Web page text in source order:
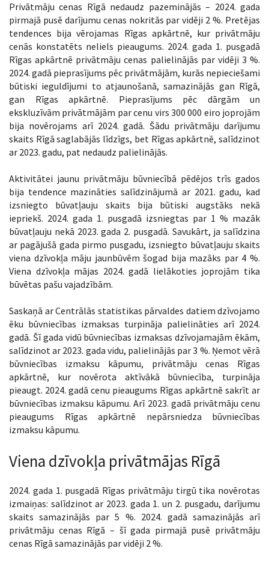
Privātmāju cenas Rīgā nedaudz pazeminājās – 2024. gada
pirmajā pusē darījumu cenas nokritās par vidēji 2 %. Pretējas
tendences bija vērojamas Rīgas apkārtnē, kur privātmāju
cenās konstatēts neliels pieaugums. 2024. gada 1. pusgadā
Rīgas apkārtnē privātmāju cenas palielinājās par vidēji 3 %.
2024. gadā pieprasījums pēc privātmājām, kurās nepieciešami
būtiski ieguldījumi to atjaunošanā, samazinājās gan Rīgā,
gan Rīgas apkārtnē. Pieprasījums pēc dārgām un
ekskluzīvām privātmājām par cenu virs 300 000 eiro joprojām
bija novērojams arī 2024. gadā. Šādu privātmāju darījumu
skaits Rīgā saglabājās līdzīgs, bet Rīgas apkārtnē, salīdzinot
ar 2023. gadu, pat nedaudz palielinājās.
Aktivitātei jaunu privātmāju būvniecībā pēdējos trīs gados
bija tendence mazināties salīdzinājumā ar 2021. gadu, kad
izsniegto būvatļauju skaits bija būtiski augstāks nekā
iepriekš. 2024. gada 1. pusgadā izsniegtas par 1 % mazāk
būvatļauju nekā 2023. gada 2. pusgadā. Savukārt, ja salīdzina
ar pagājušā gada pirmo pusgadu, izsniegto būvatļauju skaits
viena dzīvokļa māju jaunbūvēm šogad bija mazāks par 4 %.
Viena dzīvokļa mājas 2024. gadā lielākoties joprojām tika
būvētas pašu vajadzībām.
Saskaņā ar Centrālās statistikas pārvaldes datiem dzīvojamo
ēku būvniecības izmaksas turpināja palielināties arī 2024.
gadā. Šī gada vidū būvniecības izmaksas dzīvojamajām ēkām,
salīdzinot ar 2023. gada vidu, palielinājās par 3 %. Ņemot vērā
būvniecības izmaksu kāpumu, privātmāju cenas Rīgas
apkārtnē, kur novērota aktīvākā būvniecība, turpināja
pieaugt. 2024. gadā cenu pieaugums Rīgas apkārtnē sakrīt ar
būvniecības izmaksu kāpumu. Arī 2023. gadā privātmāju cenu
pieaugums Rīgas apkārtnē nepārsniedza būvniecības
izmaksu kāpumu.
Viena dzīvokļa privātmājas Rīgā
2024. gada 1. pusgadā Rīgas privātmāju tirgū tika novērotas
izmaiņas: salīdzinot ar 2023. gada 1. un 2. pusgadu, darījumu
skaits samazinājās par 5 %. 2024. gadā samazinājās arī
privātmāju cenas Rīgā – šī gada pirmajā pusē privātmāju
cenas Rīgā samazinājās par vidēji 2 %.